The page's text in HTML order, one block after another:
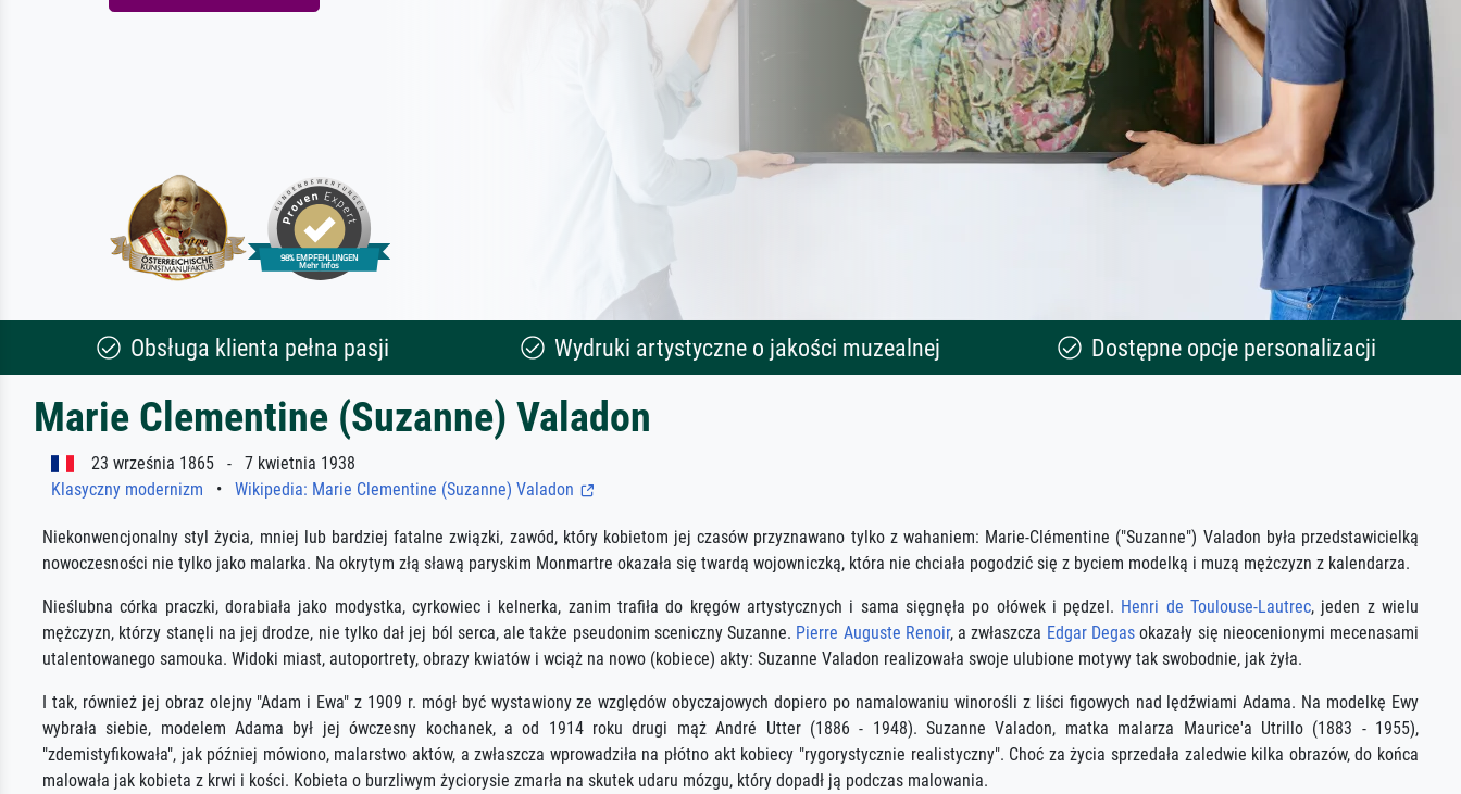
Obsługa klienta pełna pasji Wydruki artystyczne o jakości muzealnej Dostępne opcje personalizacji
Marie Clementine (Suzanne) Valadon
23 września 1865 - 7 kwietnia 1938
Klasyczny modernizm • Wikipedia: Marie Clementine (Suzanne) Valadon
Niekonwencjonalny styl życia, mniej lub bardziej fatalne związki, zawód, który kobietom jej czasów przyznawano tylko z wahaniem: Marie-Clémentine ("Suzanne") Valadon była przedstawicielką
nowoczesności nie tylko jako malarka. Na okrytym złą sławą paryskim Monmartre okazała się twardą wojowniczką, która nie chciała pogodzić się z byciem modelką i muzą mężczyzn z kalendarza.
Nieślubna córka praczki, dorabiała jako modystka, cyrkowiec i kelnerka, zanim trafiła do kręgów artystycznych i sama sięgnęła po ołówek i pędzel. Henri de Toulouse-Lautrec, jeden z wielu
mężczyzn, którzy stanęli na jej drodze, nie tylko dał jej ból serca, ale także pseudonim sceniczny Suzanne. Pierre Auguste Renoir, a zwłaszcza Edgar Degas okazały się nieocenionymi mecenasami
utalentowanego samouka. Widoki miast, autoportrety, obrazy kwiatów i wciąż na nowo (kobiece) akty: Suzanne Valadon realizowała swoje ulubione motywy tak swobodnie, jak żyła.
I tak, również jej obraz olejny "Adam i Ewa" z 1909 r. mógł być wystawiony ze względów obyczajowych dopiero po namalowaniu winorośli z liści figowych nad lędźwiami Adama. Na modelkę Ewy
wybrała siebie, modelem Adama był jej ówczesny kochanek, a od 1914 roku drugi mąż André Utter (1886 - 1948). Suzanne Valadon, matka malarza Maurice'a Utrillo (1883 - 1955),
"zdemistyfikowała", jak później mówiono, malarstwo aktów, a zwłaszcza wprowadziła na płótno akt kobiecy "rygorystycznie realistyczny". Choć za życia sprzedała zaledwie kilka obrazów, do końca
malowała jak kobieta z krwi i kości. Kobieta o burzliwym życiorysie zmarła na skutek udaru mózgu, który dopadł ją podczas malowania.